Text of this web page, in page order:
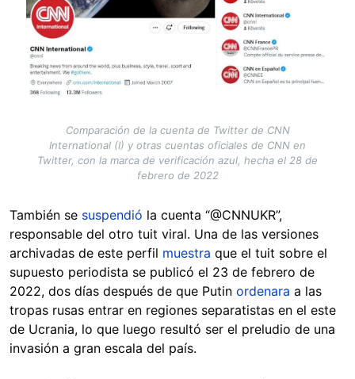
Comparación de la cuenta de Twitter de CNN
International (I) y otras cuentas oficiales de CNN en
Twitter, con la marca de verificación azul, hecha el 28 de
febrero de 2022
También se suspendió la cuenta “@CNNUKR”,
responsable del otro tuit viral. Una de las versiones
archivadas de este perfil muestra que el tuit sobre el
supuesto periodista se publicó el 23 de febrero de
2022, dos días después de que Putin ordenara a las
tropas rusas entrar en regiones separatistas en el este
de Ucrania, lo que luego resultó ser el preludio de una
invasión a gran escala del país.